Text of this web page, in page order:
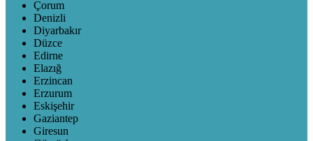
Çorum
Denizli
Diyarbakır
Düzce
Edirne
Elazığ
Erzincan
Erzurum
Eskişehir
Gaziantep
Giresun